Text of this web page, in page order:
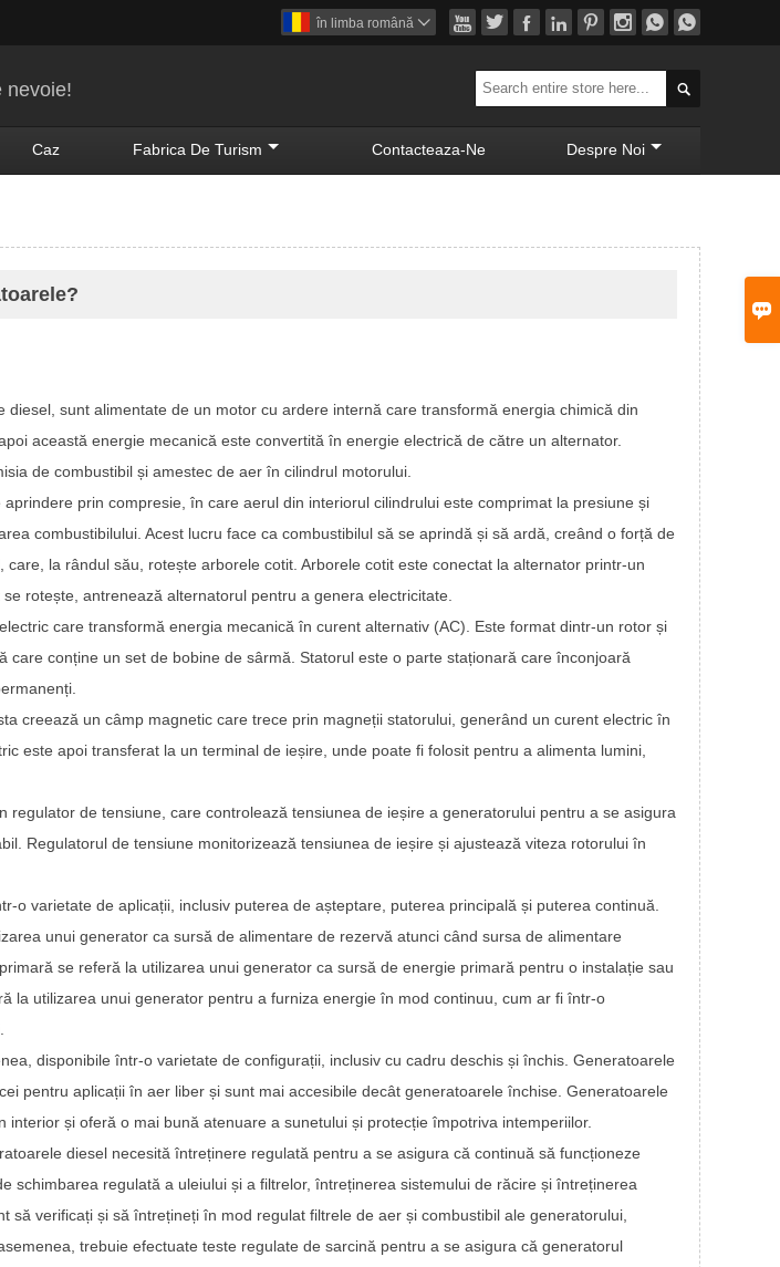

       
în limba română 
nevoie! 
Caz Fabrica De Turism Contacteaza-Ne Despre Noi
diesel, sunt alimentate de un motor cu ardere internă care transformă energia chimică din
această energie mecanică este convertită în energie electrică de către un alternator.
de combustibil și amestec de aer în cilindrul motorului.
prin compresie, în care aerul din interiorul cilindrului este comprimat la presiune și
combustibilului. Acest lucru face ca combustibilul să se aprindă și să ardă, creând o forță de
la rândul său, rotește arborele cotit. Arborele cotit este conectat la alternator printr-un
rotește, antrenează alternatorul pentru a genera electricitate.
care transformă energia mecanică în curent alternativ (AC). Este format dintr-un rotor și
care conține un set de bobine de sârmă. Statorul este o parte staționară care înconjoară
creează un câmp magnetic care trece prin magneții statorului, generând un curent electric în
este apoi transferat la un terminal de ieșire, unde poate fi folosit pentru a alimenta lumini,
regulator de tensiune, care controlează tensiunea de ieșire a generatorului pentru a se asigura
Regulatorul de tensiune monitorizează tensiunea de ieșire și ajustează viteza rotorului în
o varietate de aplicații, inclusiv puterea de așteptare, puterea principală și puterea continuă.
unui generator ca sursă de alimentare de rezervă atunci când sursa de alimentare
se referă la utilizarea unui generator ca sursă de energie primară pentru o instalație sau
la utilizarea unui generator pentru a furniza energie în mod continuu, cum ar fi într-o
disponibile într-o varietate de configurații, inclusiv cu cadru deschis și închis. Generatoarele
pentru aplicații în aer liber și sunt mai accesibile decât generatoarele închise. Generatoarele
interior și oferă o mai bună atenuare a sunetului și protecție împotriva intemperiilor.
diesel necesită întreținere regulată pentru a se asigura că continuă să funcționeze
schimbarea regulată a uleiului și a filtrelor, întreținerea sistemului de răcire și întreținerea
să verificați și să întrețineți în mod regulat filtrele de aer și combustibil ale generatorului,
trebuie efectuate teste regulate de sarcină pentru a se asigura că generatorul